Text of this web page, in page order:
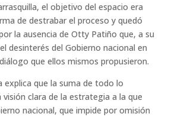
el objetivo del espacio era
de destrabar el proceso y quedó
la ausencia de Otty Patiño que, a su
desinterés del Gobierno nacional en
que ellos mismos propusieron.
explica que la suma de todo lo
clara de la estrategia a la que
nacional, que impide por omisión